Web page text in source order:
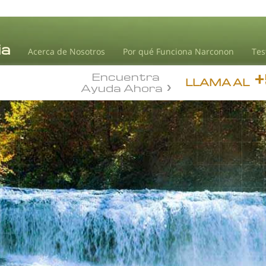
Acerca de Nosotros Por qué Funciona Narconon
LLAMA AL
Encuentra
Ayuda Ahora